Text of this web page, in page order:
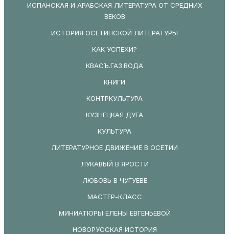
ИСПАНСКАЯ И АРАБСКАЯ ЛИТЕРАТУРА ОТ СРЕДНИХ
ВЕКОВ
ИСТОРИЯ ОСЕТИНСКОЙ ЛИТЕРАТУРЫ
КАК УСПЕХИ?
КВАСЪ.ГАЗ.ВОДА
КНИГИ
КОНТРКУЛЬТУРА
КУЗНЕЦКАЯ ДУГА
КУЛЬТУРА
ЛИТЕРАТУРНОЕ ДВИЖЕНИЕ В ОСЕТИИ
ЛУКАВЫЙ В ЯРОСТИ
ЛЮБОВЬ В ЧУГУЕВЕ
МАСТЕР-КЛАСС
МИНИАТЮРЫ ЕЛЕНЫ ЕВГЕНЬЕВОЙ
НОВОРУССКАЯ ИСТОРИЯ